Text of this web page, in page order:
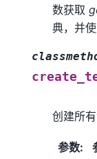
数获取
典，并
创建所
参数: